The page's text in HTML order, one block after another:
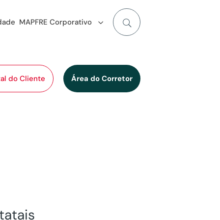
MAPFRE Corporativo
do Cliente Área do Corretor